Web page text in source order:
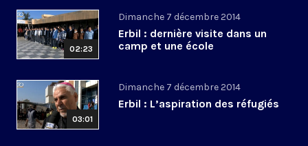
02:23
Dimanche 7 décembre 2014
Erbil : dernière visite dans un
camp et une école
03:01
Dimanche 7 décembre 2014
Erbil : L’aspiration des réfugiés